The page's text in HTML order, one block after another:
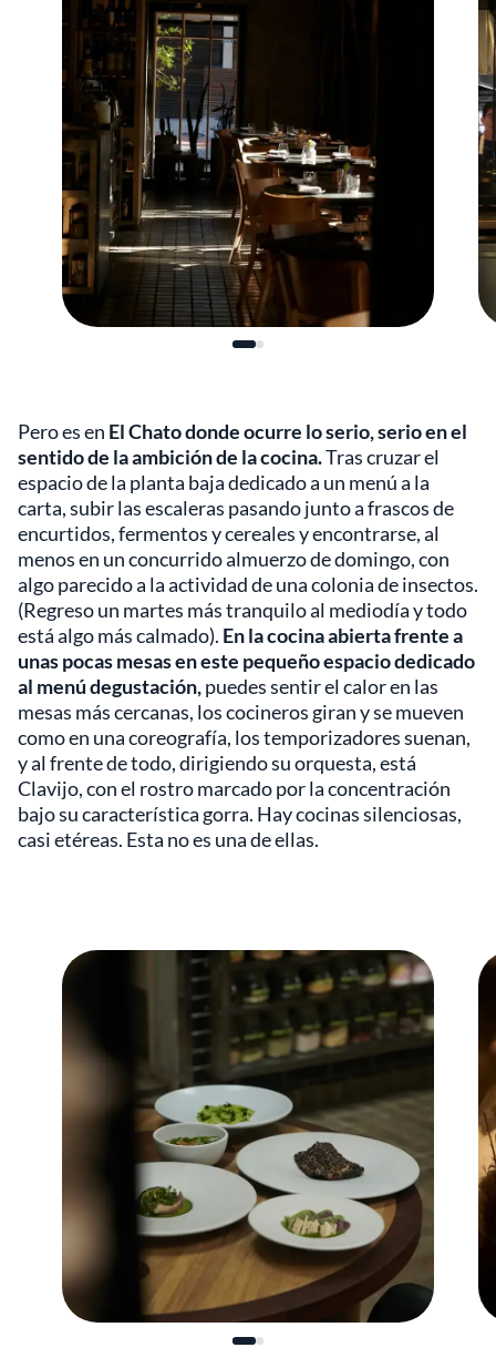
Pero es en El Chato donde ocurre lo serio, serio en el
sentido de la ambición de la cocina.Tras cruzar el
espacio de la planta baja dedicado a un menú a la
carta, subir las escaleras pasando junto a frascos de
encurtidos, fermentos y cereales y encontrarse, al
menos en un concurrido almuerzo de domingo, con
algo parecido a la actividad de una colonia de insectos.
(Regreso un martes más tranquilo al mediodía y todo
está algo más calmado). En la cocina abierta frente a
unas pocas mesas en este pequeño espacio dedicado
al menú degustación,puedes sentir el calor en las
mesas más cercanas, los cocineros giran y se mueven
como en una coreografía, los temporizadores suenan,
y al frente de todo, dirigiendo su orquesta, está
Clavijo, con el rostro marcado por la concentración
bajo su característica gorra. Hay cocinas silenciosas,
casi etéreas. Esta no es una de ellas.